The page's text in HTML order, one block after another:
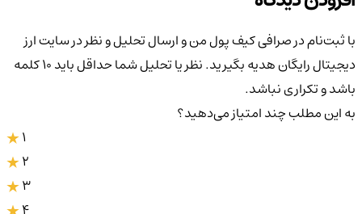
با ثبت‌نام در صرافی کیف پول من و ارسال تحلیل و نظر در سایت ارز
دیجیتال رایگان هدیه بگیرید. نظر یا تحلیل شما حداقل باید ۱۰ کلمه
باشد و تکراری نباشد.
به این مطلب چند امتیاز می‌دهید؟
3